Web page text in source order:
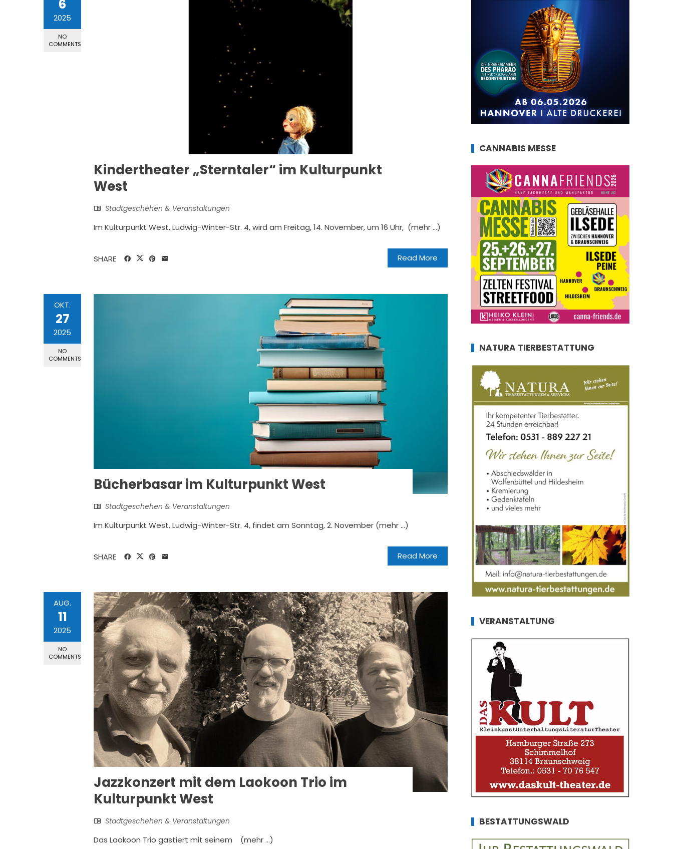
6
2025
NO
COMMENTS
Kindertheater „Sterntaler“ im Kulturpunkt
West
Stadtgeschehen & Veranstaltungen
Im Kulturpunkt West, Ludwig-Winter-Str. 4, wird am Freitag, 14. November, um 16 Uhr, (mehr …)
Read More
SHARE
OKT.
27
2025
NO
COMMENTS
Bücherbasar im Kulturpunkt West
Stadtgeschehen & Veranstaltungen
Im Kulturpunkt West, Ludwig-Winter-Str. 4, findet am Sonntag, 2. November (mehr …)
Read More
SHARE
AUG.
11
2025
NO
COMMENTS
Jazzkonzert mit dem Laokoon Trio im
Kulturpunkt West
Stadtgeschehen & Veranstaltungen
Das Laokoon Trio gastiert mit seinem (mehr …)
CANNABIS MESSE
NATURA TIERBESTATTUNG
VERANSTALTUNG
BESTATTUNGSWALD